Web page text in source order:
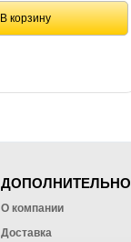
В корзину
ДОПОЛНИТЕЛЬНО
О компании
Доставка